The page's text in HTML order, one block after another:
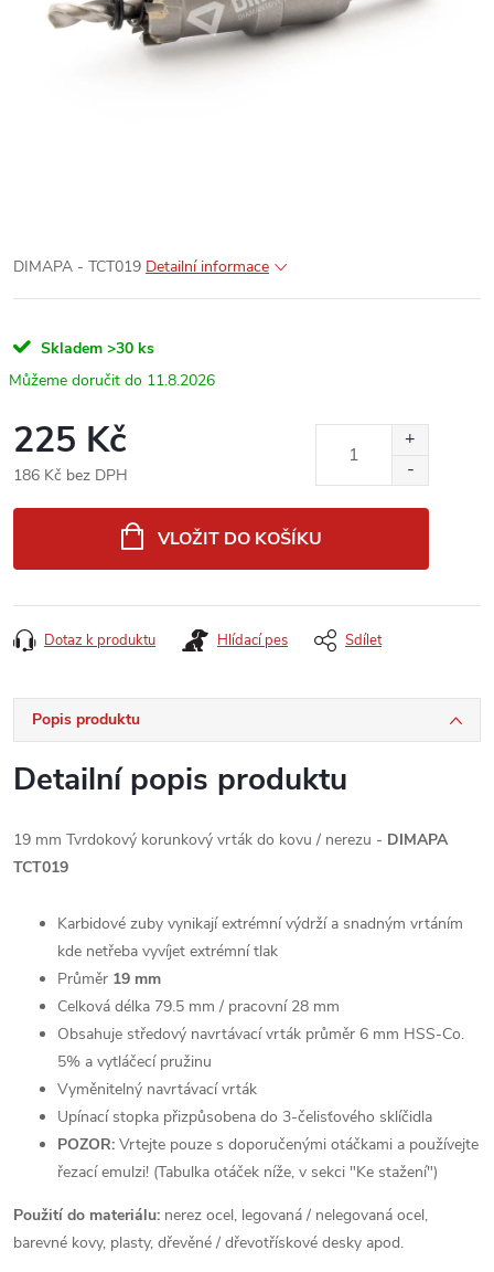
DIMAPA - TCT019 Detailní informace
Skladem >30 ks
11.8.2026
225 Kč
186 Kč bez DPH
VLOŽIT DO KOŠÍKU
Dotaz k produktu Hlídací pes Sdílet
Popis produktu
Detailní popis produktu
19 mm Tvrdokový korunkový vrták do kovu / nerezu - DIMAPA
TCT019
Karbidové zuby vynikají extrémní výdrží a snadným vrtáním
kde netřeba vyvíjet extrémní tlak
Průměr 19 mm
Celková délka 79.5 mm / pracovní 28 mm
Obsahuje středový navrtávací vrták průměr 6 mm HSS-Co.
5% a vytláčecí pružinu
Vyměnitelný navrtávací vrták
Upínací stopka přizpůsobena do 3-čelisťového sklíčidla
POZOR: Vrtejte pouze s doporučenými otáčkami a používejte
řezací emulzi! (Tabulka otáček níže, v sekci "Ke stažení")
Použití do materiálu: nerez ocel, legovaná / nelegovaná ocel,
barevné kovy, plasty, dřevěné / dřevotřískové desky apod.